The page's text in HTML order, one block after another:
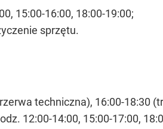
15:00-16:00, 18:00-19:00;
sprzętu.
techniczna), 16:00-18:30
12:00-14:00, 15:00-17:00,